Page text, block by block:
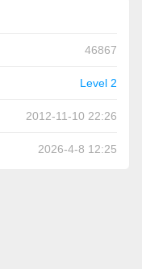
46867
Level 2
2012-11-10 22:26
2026-4-8 12:25